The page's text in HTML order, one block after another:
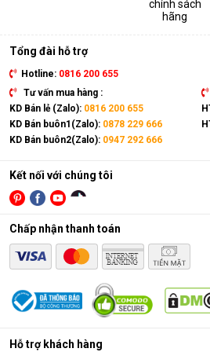
thiết bị. Sản phẩm có kích thước
xe và tay cầm nên có thể dễ dàng di
Điều hòa di động
Các chức năng chính của máy bao
chính sách
hãng
Tổng đài hỗ trợ
Hotline: 0816 200 655
Tư vấn mua hàng :
KD Bán lẻ (Zalo): 0816 200 655
KD Bán buôn1(Zalo): 0878 229 666
KD Bán buôn2(Zalo): 0947 292 666
Hỗ trợ khách hàng
Kết nối với chúng tôi
Chấp nhận thanh toán